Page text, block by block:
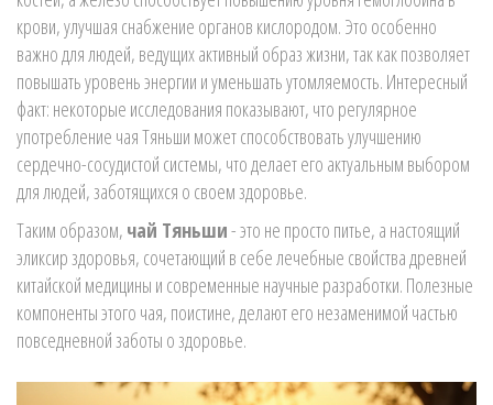
крови, улучшая снабжение органов кислородом. Это особенно
важно для людей, ведущих активный образ жизни, так как позволяет
повышать уровень энергии и уменьшать утомляемость. Интересный
факт: некоторые исследования показывают, что регулярное
употребление чая Тяньши может способствовать улучшению
сердечно-сосудистой системы, что делает его актуальным выбором
для людей, заботящихся о своем здоровье.
Таким образом, чай Тяньши- это не просто питье, а настоящий
эликсир здоровья, сочетающий в себе лечебные свойства древней
китайской медицины и современные научные разработки. Полезные
компоненты этого чая, поистине, делают его незаменимой частью
повседневной заботы о здоровье.